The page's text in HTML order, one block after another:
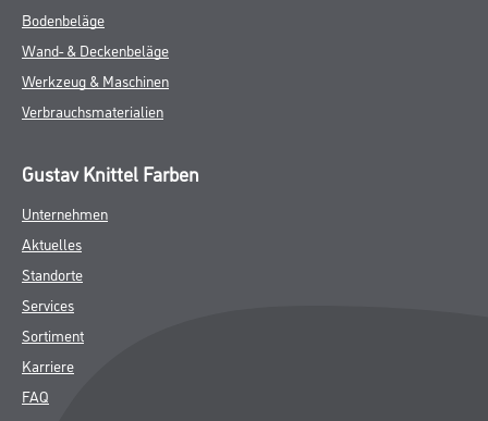
Bodenbeläge
Wand- & Deckenbeläge
Werkzeug & Maschinen
Verbrauchsmaterialien
Gustav Knittel Farben
Unternehmen
Aktuelles
Standorte
Services
Sortiment
Karriere
FAQ